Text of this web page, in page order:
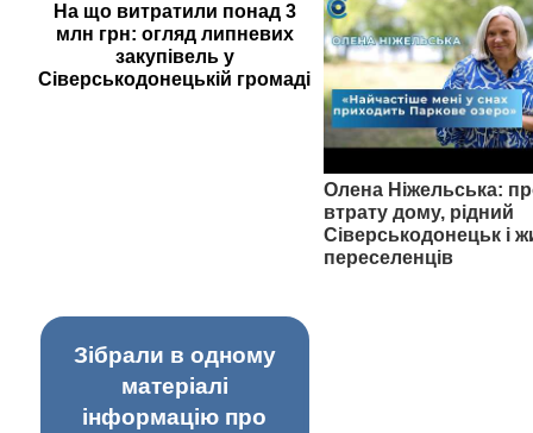
На що витратили понад 3
млн грн: огляд липневих
закупівель у
Сіверськодонецькій громаді
Олена Ніжельська:
втрату дому, рідний
Сіверськодонецьк і
переселенців
Зібрали в одному
матеріалі
інформацію про